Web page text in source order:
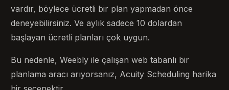
vardır, böylece ücretli bir plan yapmadan önce
deneyebilirsiniz. Ve aylık sadece 10 dolardan
başlayan ücretli planları çok uygun.
Bu nedenle, Weebly ile çalışan web tabanlı bir
planlama aracı arıyorsanız, Acuity Scheduling harika